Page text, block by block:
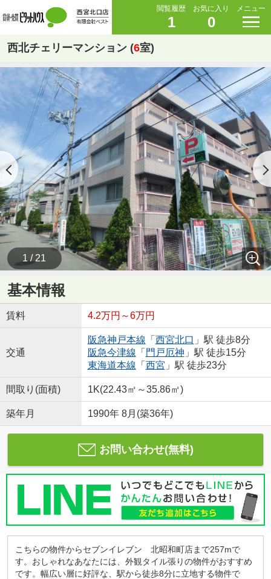
閲覧履歴
1
お気に入り
0
メニュー
西北チェリーマンション (6室)
1 / 21
基本情報
賃料 4.2万円～6万円
交通
阪急神戸本線 「 西宮北口 」駅 徒歩8分
阪急今津線 「 門戸厄神 」駅 徒歩15分
東海道本線 「 西宮 」駅 徒歩23分
間取り(面積) 1K(22.43㎡～35.86㎡)
築年月 1990年 8月(築36年)
お問い合わせ(無料)
こちらの物件からセブンイレブン 北昭和町店まで257mで
す。おしゃれなあなたには、外観タイル張りの物件がおすすめ
です。幅広い層に好評な、駅から徒歩8分に立地する物件で